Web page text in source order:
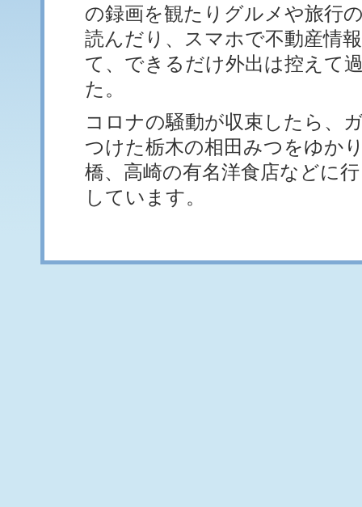
の録画を観たりグルメや旅行
読んだり、スマホで不動産情
て、できるだけ外出は控えて
た。
コロナの騒動が収束したら、
つけた栃木の相田みつをゆか
橋、高崎の有名洋食店などに
しています。